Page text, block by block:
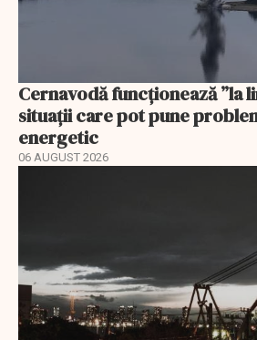
Cernavodă funcționează ”la
situații care pot pune
energetic
06 AUGUST 2026